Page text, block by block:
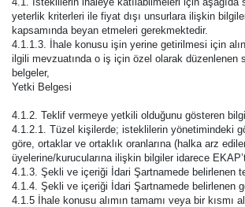
yeterlik kriterleri ile fiyat dışı unsurlara ilişkin
kapsamında beyan etmeleri gerekmektedir.
4.1.1.3. İhale konusu işin yerine getirilmesi için
ilgili mevzuatında o iş için özel olarak düzenlenen
belgeler,
Yetki Belgesi
4.1.2. Teklif vermeye yetkili olduğunu gösteren
4.1.2.1. Tüzel kişilerde; isteklilerin yönetimindeki
göre, ortaklar ve ortaklık oranlarına (halka arz
üyelerine/kurucularına ilişkin bilgiler idarece
4.1.3. Şekli ve içeriği İdari Şartnamede belirlenen
4.1.4. Şekli ve içeriği İdari Şartnamede belirlenen
4.1.5 İhale konusu alımın tamamı veya bir kısmı